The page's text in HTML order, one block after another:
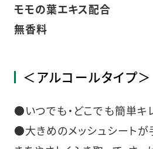
モモの葉エキス配合
無香料
＜アルコールタイプ＞
●いつでも・どこでも簡単キ
●大きめのメッシュシート